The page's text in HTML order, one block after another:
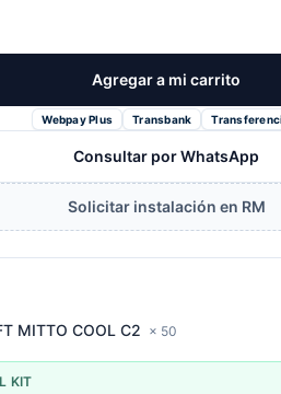
Agregar a mi carrito
Webpay Plus Transbank
Consultar por WhatsApp
Solicitar instalación en RM
MITTO COOL C2 × 50
KIT